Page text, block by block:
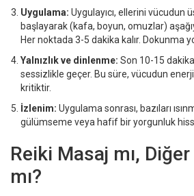
Uygulama: Uygulayıcı, ellerini vücudun
başlayarak (kafa, boyun, omuzlar)
Her noktada 3-5 dakika kalır. Dokunma
Yalnızlık ve dinlenme: Son 10-15
sessizlikle geçer. Bu süre, vücudun
kritiktir.
İzlenim: Uygulama sonrası, bazıları
gülümseme veya hafif bir yorgunluk
Reiki Masaj mı,
mı?